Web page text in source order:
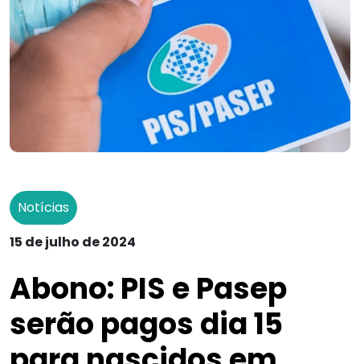
Notícias
15 de julho de 2024
Abono: PIS e Pasep
serão pagos dia 15